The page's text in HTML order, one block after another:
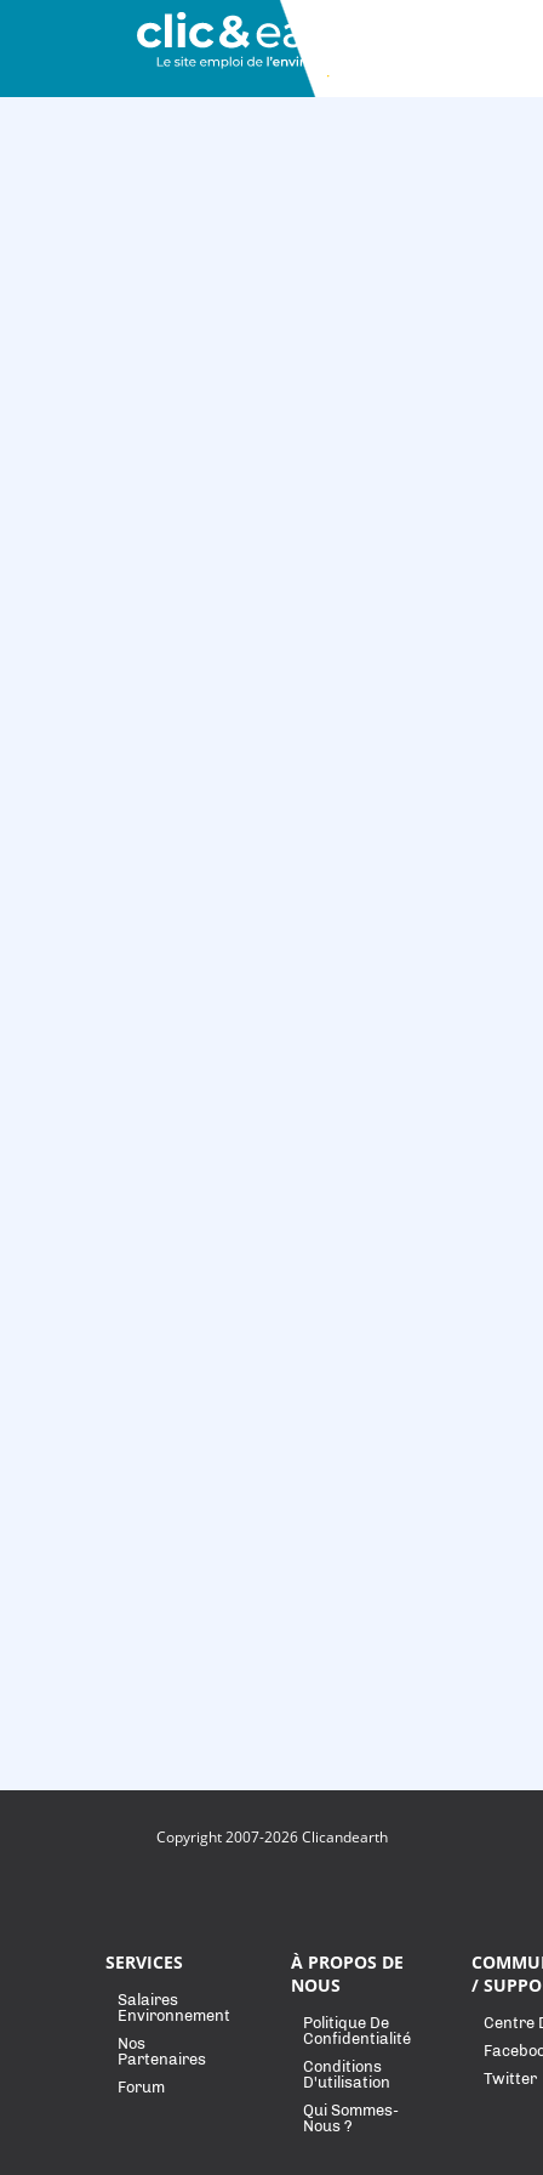
Copyright 2007-2026 Clicandearth
SERVICES
Salaires
Environnement
Nos
Partenaires
Forum
À PROPOS DE
NOUS
Politique De
Confidentialité
Conditions
D'utilisation
Qui Sommes-
Nous ?
/
Centre
Twitter